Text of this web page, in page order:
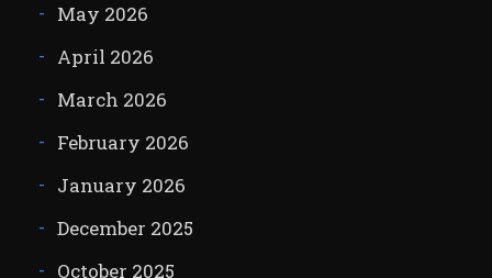
May 2026
April 2026
March 2026
February 2026
January 2026
December 2025
October 2025